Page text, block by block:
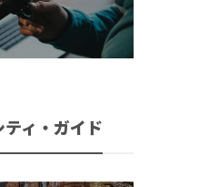
ティ・ガイド